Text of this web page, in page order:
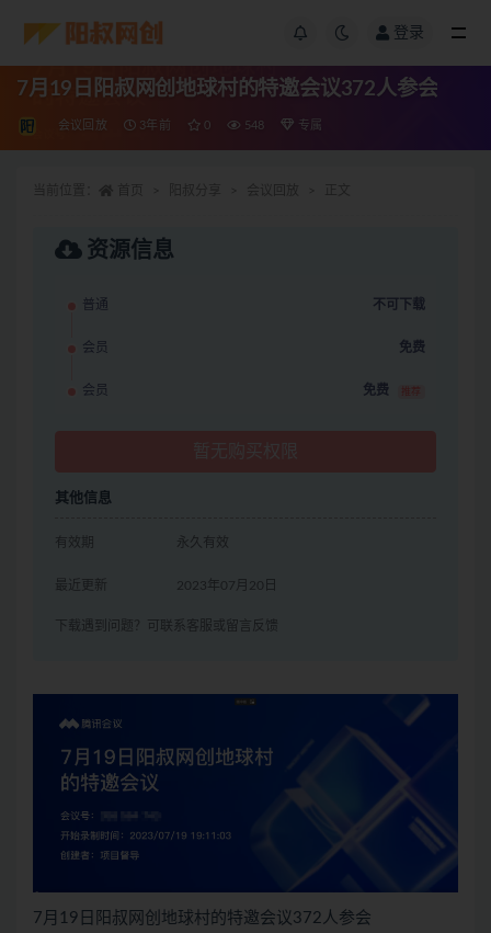
登录
7月19日阳叔网创地球村的特邀会议372人参会
会议回放 3年前 0 548 专属
资源信息
普通 不可下载
会员 免费
会员 免费 推荐
其他信息
有效期 永久有效
最近更新 2023年07月20日
下载遇到问题？可联系客服或留言反馈
7月19日阳叔网创地球村的特邀会议372人参会